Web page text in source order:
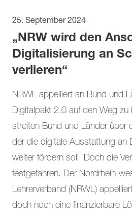
25. September 2024
„NRW wird den
Digitalisierung an
verlieren“
NRWL appelliert an Bund und
Digitalpakt 2.0 auf den Weg zu
streiten Bund und Länder über
der die digitale Ausstattung an
weiter fördern soll. Doch die
festgefahren. Der Nordrhein-
Lehrerverband (NRWL)
doch noch eine finanzierbare